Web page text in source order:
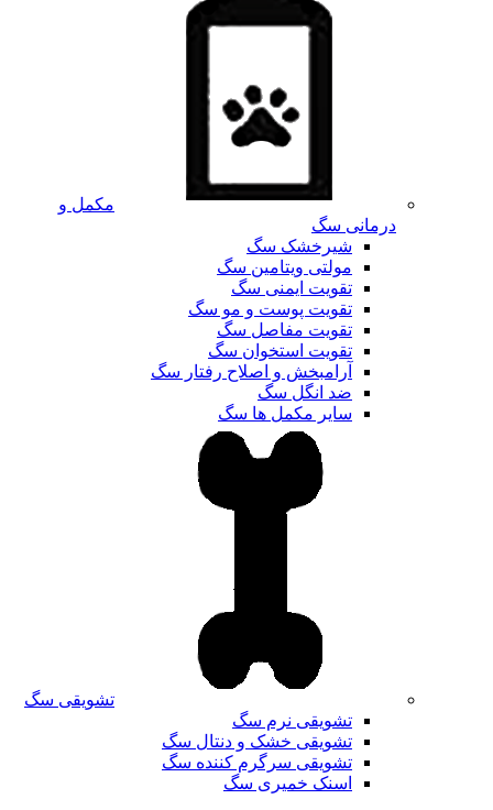
مکمل و
درمانی سگ
شیرخشک سگ
مولتی ویتامین سگ
تقویت ایمنی سگ
تقویت پوست و مو سگ
تقویت مفاصل سگ
تقویت استخوان سگ
آرامبخش و اصلاح رفتار سگ
ضد انگل سگ
سایر مکمل ها سگ
تشویقی سگ
تشویقی نرم سگ
تشویقی خشک و دنتال سگ
تشویقی سرگرم کننده سگ
اسنک خمیری سگ